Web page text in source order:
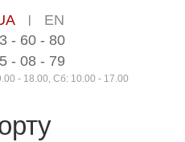
|
EN
- 60 - 80
- 08 - 79
- 18.00, Сб: 10.00 - 17.00